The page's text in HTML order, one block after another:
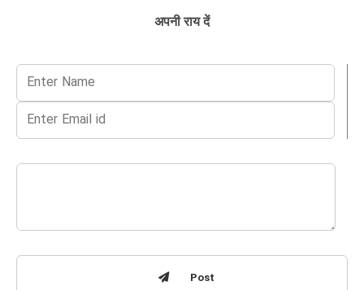
अपनी राय दें
Post